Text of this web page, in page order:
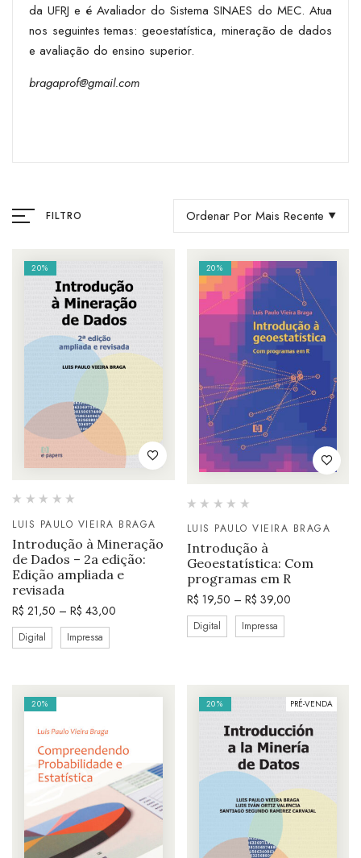
da UFRJ e é Avaliador do Sistema SINAES do MEC. Atua
nos seguintes temas: geoestatística, mineração de dados
e avaliação do ensino superior.
bragaprof@gmail.com
FILTRO Ordenar Por Mais Recente
20%
LUIS PAULO VIEIRA BRAGA
Introdução à Mineração
de Dados – 2a edição:
Edição ampliada e
revisada
R$ 21,50 – R$ 43,00
Digital Impressa
20%
LUIS PAULO VIEIRA BRAGA
Introdução à
Geoestatística: Com
programas em R
R$ 19,50 – R$ 39,00
Digital Impressa
20% 20% PRÉ-VENDA